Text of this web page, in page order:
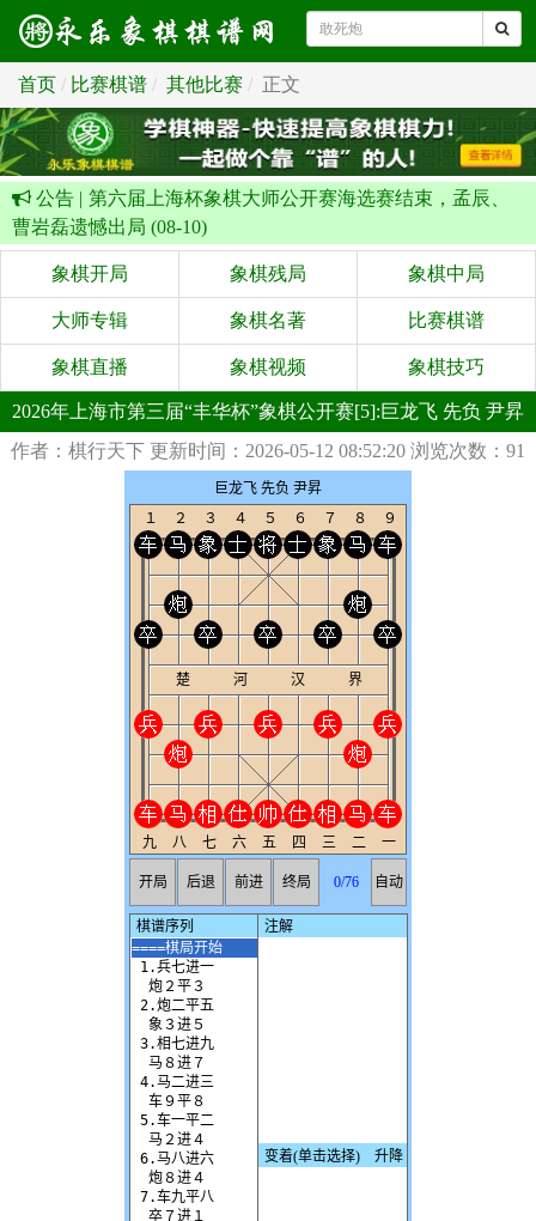
首页 比赛棋谱 其他比赛 正文
公告 | 第六届上海杯象棋大师公开赛海选赛结束，孟辰、
曹岩磊遗憾出局 (08-10)
象棋开局 象棋残局 象棋中局
大师专辑 象棋名著 比赛棋谱
象棋直播 象棋视频 象棋技巧
2026年上海市第三届“丰华杯”象棋公开赛[5]:巨龙飞 先负 尹昇
作者：棋行天下 更新时间：2026-05-12 08:52:20 浏览次数：91